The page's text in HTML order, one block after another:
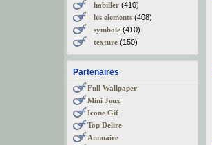
habiller(410)
les elements(408)
symbole(410)
texture(150)
Partenaires
Full Wallpaper
Mini Jeux
Icone Gif
Top Delire
Annuaire